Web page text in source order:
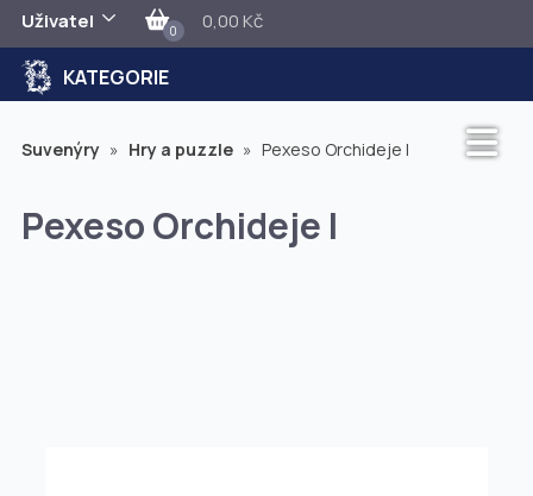
Uživatel 0 0,00 Kč
KATEGORIE
Suvenýry » Hry a puzzle » Pexeso Orchideje I
Pexeso Orchideje I